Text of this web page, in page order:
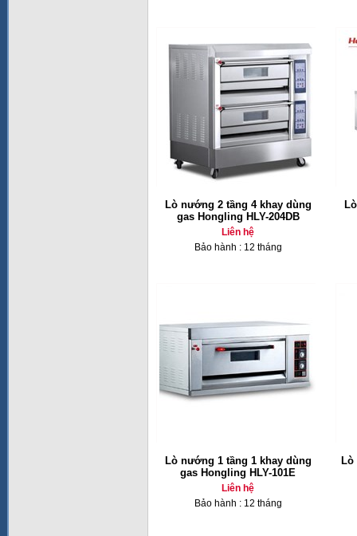
Lò nướng 2 tầng 4 khay dùng
gas Hongling HLY-204DB
Liên hệ
Bảo hành : 12 tháng
Lò nướng 1 tầng 1 khay dùng
gas Hongling HLY-101E
Liên hệ
Bảo hành : 12 tháng